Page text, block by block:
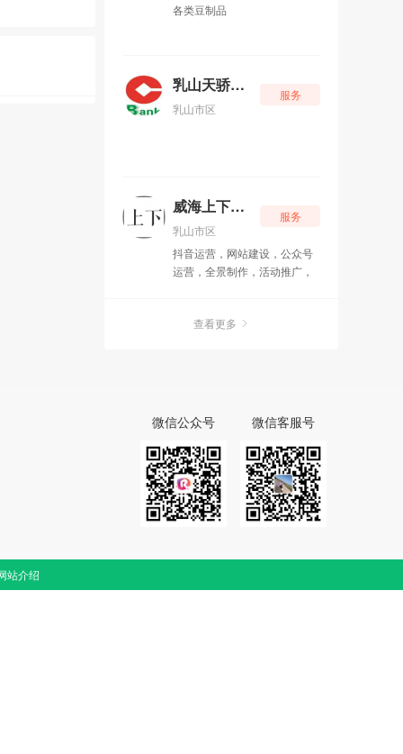
各类豆制品
服务
乳山天骄银行
乳山市区
服务
威海上下网络科技有限公司
乳山市区
抖音运营，网站建设，公众号
运营，全景制作，活动推广，
查看更多
微信公众号 微信客服号
站介绍